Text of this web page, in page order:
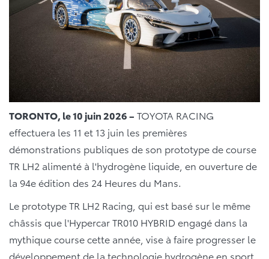
TORONTO, le 10 juin 2026 – TOYOTA RACING
effectuera les 11 et 13 juin les premières
démonstrations publiques de son prototype de course
TR LH2 alimenté à l'hydrogène liquide, en ouverture de
la 94e édition des 24 Heures du Mans.
Le prototype TR LH2 Racing, qui est basé sur le même
châssis que l'Hypercar TR010 HYBRID engagé dans la
mythique course cette année, vise à faire progresser le
développement de la technologie hydrogène en sport